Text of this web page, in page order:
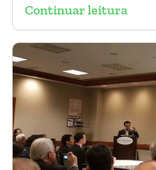
sobre a experiência
multilayer. Mais de 200
sem nenhum caso de
Continuar leitura